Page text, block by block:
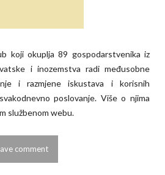
koji okuplja 89 gospodarstvenika iz
i inozemstva radi međusobne
i razmjene iskustava i korisnih
poslovanje. Više o njima
službenom webu.
comment